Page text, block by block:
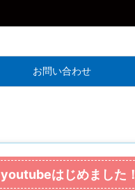
お問い合わせ
youtubeはじめました！